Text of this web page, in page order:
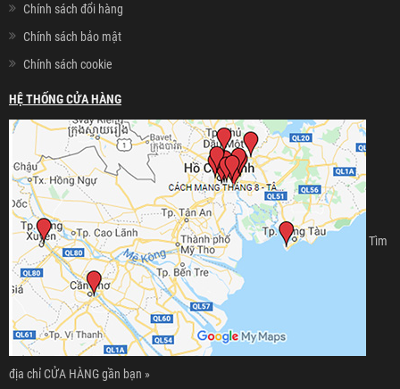
Chính sách đổi hàng
Chính sách bảo mật
Chính sách cookie
HỆ THỐNG CỬA HÀNG
Tìm
địa chỉ CỬA HÀNG gần bạn »